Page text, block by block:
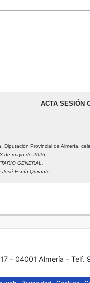
ACTA SESIÓN
Provincial de Almería,
de mayo de 2026
GENERAL,
José Espín Quirante
- 04001 Almería - Telf.